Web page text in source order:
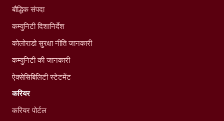
बौद्धिक संपदा
कम्युनिटी दिशानिर्देश
कोलोराडो सुरक्षा नीति जानकारी
कम्युनिटी की जानकारी
ऐक्सेसिबिलिटी स्टेटमेंट
करियर
करियर पोर्टल